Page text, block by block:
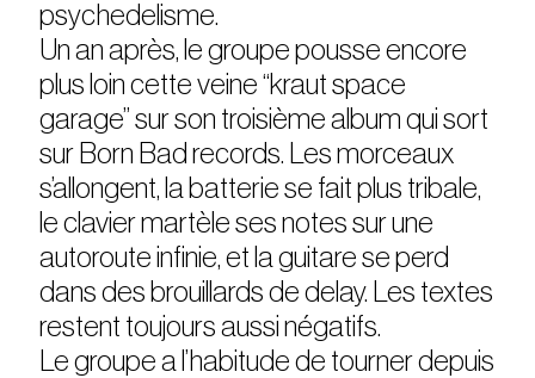
psychedelisme.
Un an après, le groupe pousse encore
plus loin cette veine “kraut space
garage” sur son troisième album qui sort
sur Born Bad records. Les morceaux
s’allongent, la batterie se fait plus tribale,
le clavier martèle ses notes sur une
autoroute infinie, et la guitare se perd
dans des brouillards de delay. Les textes
restent toujours aussi négatifs.
Le groupe a l’habitude de tourner depuis